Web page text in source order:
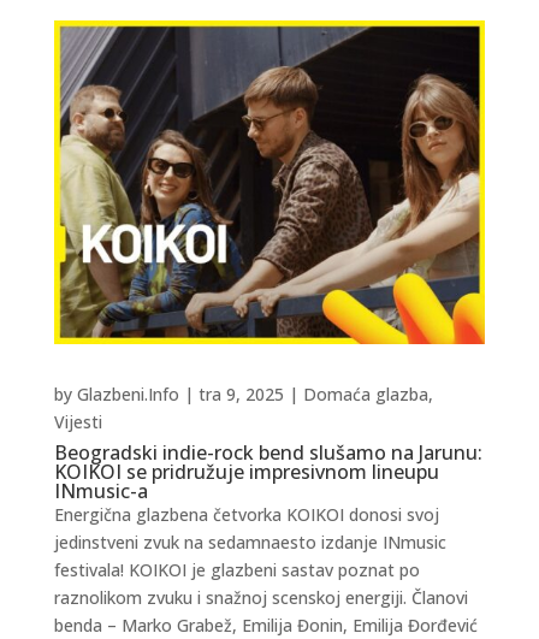
Beogradski indie-rock bend slušamo na Jarunu:
KOIKOI se pridružuje impresivnom lineupu
INmusic-a
by Glazbeni.Info | tra 9, 2025 | Domaća glazba,
Vijesti
Energična glazbena četvorka KOIKOI donosi svoj
jedinstveni zvuk na sedamnaesto izdanje INmusic
festivala! KOIKOI je glazbeni sastav poznat po
raznolikom zvuku i snažnoj scenskoj energiji. Članovi
benda – Marko Grabež, Emilija Đonin, Emilija Đorđević